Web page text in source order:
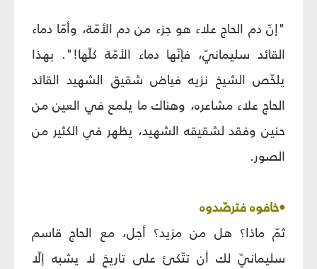
"إنّ دم الحاج علاء هو جزء من دم الأمّة، وأمّا دماء
القائد سليمانيّ، فإنّها دماء الأمّة كلّها!". بهذا
يلخّص الشيخ نزيه فياض شقيق الشهيد القائد
الحاج علاء مشاعره، وهناك ما يلمع في العين من
حنين وفقد لشقيقه الشهيد، يظهر في الكثير من
الصور.
•خافوه فترصّدوه
ثمّ ماذا؟ هل من مزيد؟ أجل، مع الحاج قاسم
سليمانيّ لك أن تتّكئ على تاريخ لا يشبه إلّا